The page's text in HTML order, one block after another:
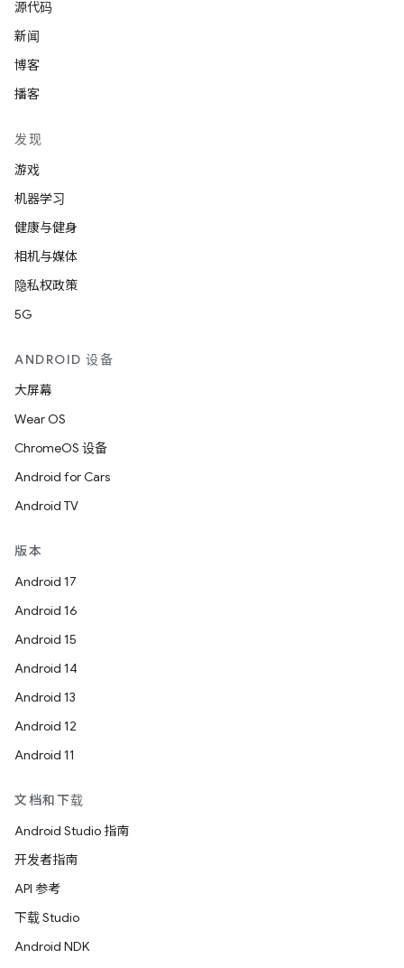
源代码
新闻
博客
播客
发现
游戏
机器学习
健康与健身
相机与媒体
隐私权政策
5G
ANDROID 设备
大屏幕
Wear OS
ChromeOS 设备
Android for Cars
Android TV
版本
Android 17
Android 16
Android 15
Android 14
Android 13
Android 12
Android 11
文档和下载
Android Studio 指南
开发者指南
API 参考
下载 Studio
Android NDK